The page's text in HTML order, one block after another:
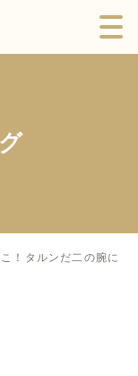
！タルンだ二の腕に